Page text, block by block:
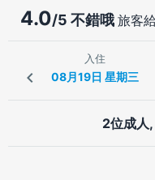
4.0/5 不錯哦 旅客
入住
2位成人